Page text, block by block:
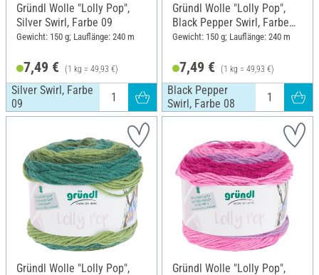
Gründl Wolle "Lolly Pop",
Silver Swirl, Farbe 09
Gewicht: 150 g; Lauflänge: 240 m
7,49 € (1 kg = 49,93 €)
Silver Swirl, Farbe
09
Gründl Wolle "Lolly Pop",
Black Pepper Swirl, Farbe
08
Gewicht: 150 g; Lauflänge: 240 m
7,49 € (1 kg = 49,93 €)
Black Pepper
Swirl, Farbe 08
Gründl Wolle "Lolly Pop",
Gründl Wolle "Lolly Pop",